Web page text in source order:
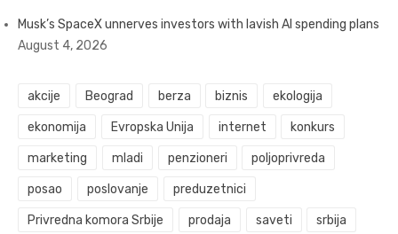
Musk’s SpaceX unnerves investors with lavish AI spending plans
August 4, 2026
akcije Beograd berza biznis ekologija
ekonomija Evropska Unija internet konkurs
marketing mladi penzioneri poljoprivreda
posao poslovanje preduzetnici
Privredna komora Srbije prodaja saveti srbija